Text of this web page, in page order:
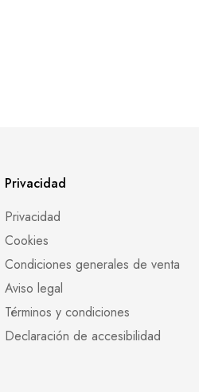
Privacidad
Privacidad
Cookies
Condiciones generales de venta
Aviso legal
Términos y condiciones
Declaración de accesibilidad